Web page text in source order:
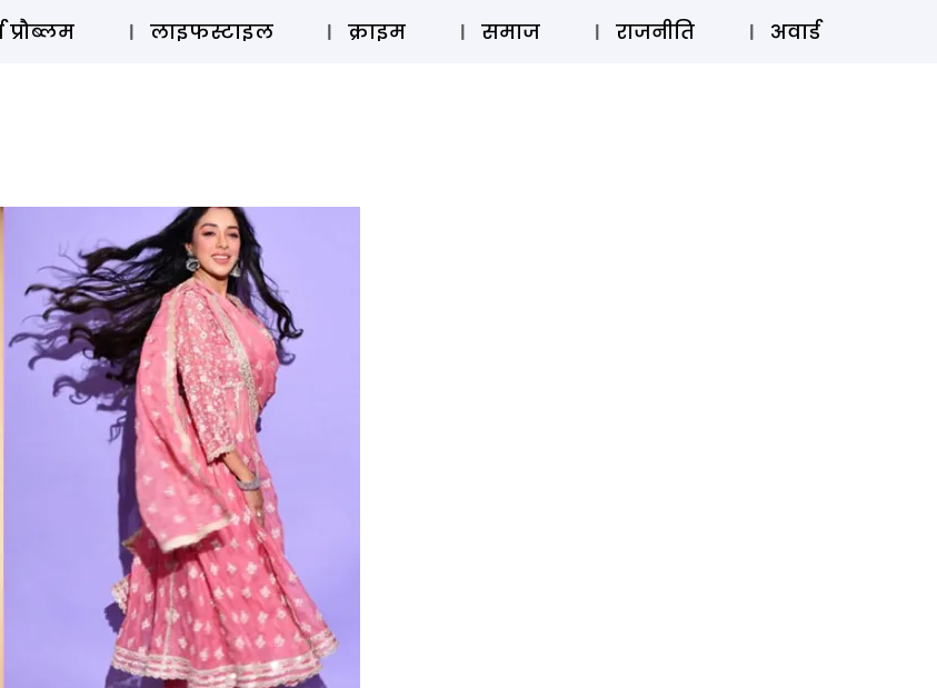
ऑडियो स्टोरी लॉग इन ⚲ SUBSCRIBE
प्रौब्लम लाइफस्टाइल क्राइम समाज राजनीति अवार्ड